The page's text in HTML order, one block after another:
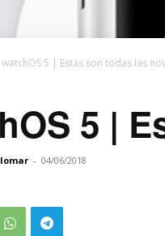
watchOS 5 | Estas son todas las
5 |
- 04/06/2018